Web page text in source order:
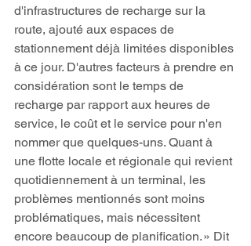
d'infrastructures de recharge sur la
route, ajouté aux espaces de
stationnement déjà limitées disponibles
à ce jour. D'autres facteurs à prendre en
considération sont le temps de
recharge par rapport aux heures de
service, le coût et le service pour n'en
nommer que quelques-uns. Quant à
une flotte locale et régionale qui revient
quotidiennement à un terminal, les
problèmes mentionnés sont moins
problématiques, mais nécessitent
encore beaucoup de planification. » Dit